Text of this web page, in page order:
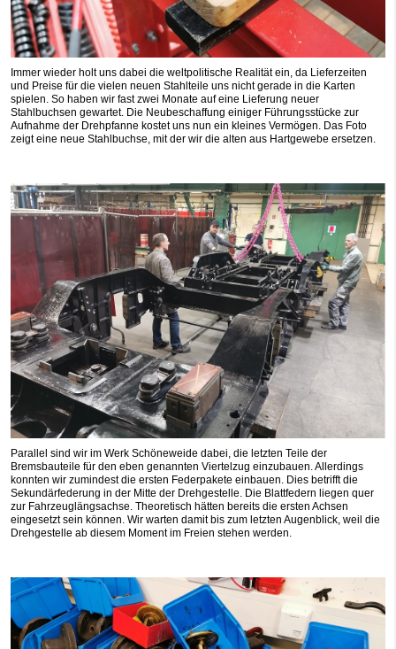
Immer wieder holt uns dabei die weltpolitische Realität ein, da Lieferzeiten
und Preise für die vielen neuen Stahlteile uns nicht gerade in die Karten
spielen. So haben wir fast zwei Monate auf eine Lieferung neuer
Stahlbuchsen gewartet. Die Neubeschaffung einiger Führungsstücke zur
Aufnahme der Drehpfanne kostet uns nun ein kleines Vermögen. Das Foto
zeigt eine neue Stahlbuchse, mit der wir die alten aus Hartgewebe ersetzen.
Parallel sind wir im Werk Schöneweide dabei, die letzten Teile der
Bremsbauteile für den eben genannten Viertelzug einzubauen. Allerdings
konnten wir zumindest die ersten Federpakete einbauen. Dies betrifft die
Sekundärfederung in der Mitte der Drehgestelle. Die Blattfedern liegen quer
zur Fahrzeuglängsachse. Theoretisch hätten bereits die ersten Achsen
eingesetzt sein können. Wir warten damit bis zum letzten Augenblick, weil die
Drehgestelle ab diesem Moment im Freien stehen werden.